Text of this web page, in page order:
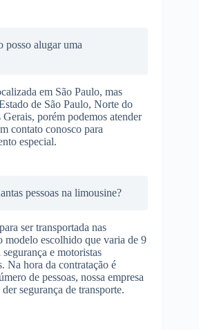
posso alugar uma
em São Paulo, mas
de São Paulo, Norte do
porém podemos atender
contato conosco para
especial.
pessoas na limousine?
ser transportada nas
modelo escolhido que varia de 9
e motoristas
Na hora da contratação é
de pessoas, nossa empresa
segurança de transporte.